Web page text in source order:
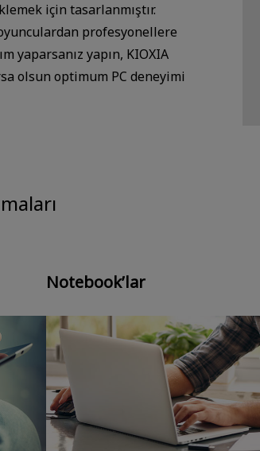
için tasarlanmıştır.
profesyonellere
yaparsanız yapın, KIOXIA
olsun optimum PC deneyimi
Notebook’lar